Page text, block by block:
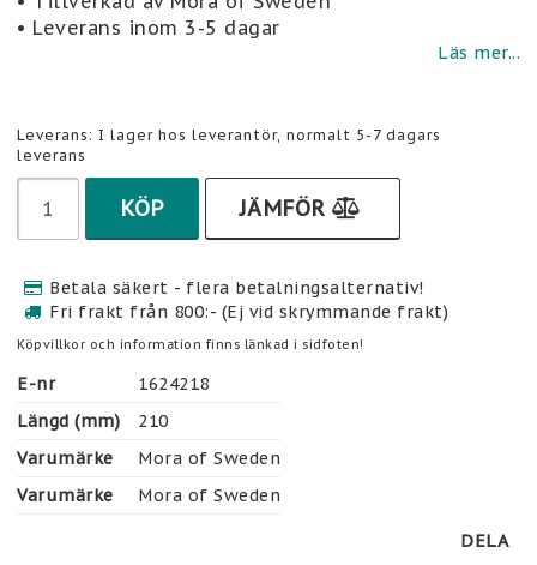
• Leverans inom 3-5 dagar
Läs mer...
Leverans: I lager hos leverantör, normalt 5-7 dagars
leverans
KÖP JÄMFÖR
Betala säkert - flera betalningsalternativ!
Fri frakt från 800:- (Ej vid skrymmande frakt)
Köpvillkor och information finns länkad i sidfoten!
E-nr
1624218
Längd (mm)
210
Varumärke
Mora of Sweden
Varumärke
Mora of Sweden
DELA